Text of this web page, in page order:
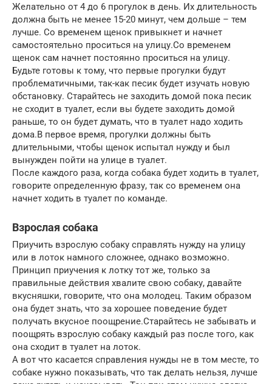
Желательно от 4 до 6 прогулок в день. Их длительность
должна быть не менее 15-20 минут, чем дольше – тем
лучше. Со временем щенок привыкнет и начнет
самостоятельно проситься на улицу.Со временем
щенок сам начнет постоянно проситься на улицу.
Будьте готовы к тому, что первые прогулки будут
проблематичными, так-как песик будет изучать новую
обстановку. Старайтесь не заходить домой пока песик
не сходит в туалет, если вы будете заходить домой
раньше, то он будет думать, что в туалет надо ходить
дома.В первое время, прогулки должны быть
длительными, чтобы щенок испытал нужду и был
вынужден пойти на улице в туалет.
После каждого раза, когда собака будет ходить в туалет,
говорите определенную фразу, так со временем она
начнет ходить в туалет по команде.
Взрослая собака
Приучить взрослую собаку справлять нужду на улицу
или в лоток намного сложнее, однако возможно.
Принцип приучения к лотку тот же, только за
правильные действия хвалите свою собаку, давайте
вкусняшки, говорите, что она молодец. Таким образом
она будет знать, что за хорошее поведение будет
получать вкусное поощрение.Старайтесь не забывать и
поощрять взрослую собаку каждый раз после того, как
она сходит в туалет на лоток.
А вот что касается справления нужды не в том месте, то
собаке нужно показывать, что так делать нельзя, лучше